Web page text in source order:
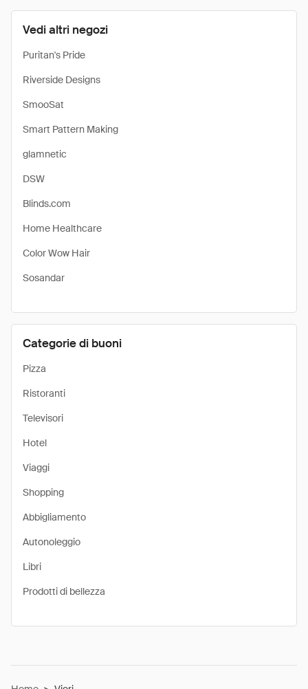
Vedi altri negozi
Puritan's Pride
Riverside Designs
SmooSat
Smart Pattern Making
glamnetic
DSW
Blinds.com
Home Healthcare
Color Wow Hair
Sosandar
Categorie di buoni
Pizza
Ristoranti
Televisori
Hotel
Viaggi
Shopping
Abbigliamento
Autonoleggio
Libri
Prodotti di bellezza